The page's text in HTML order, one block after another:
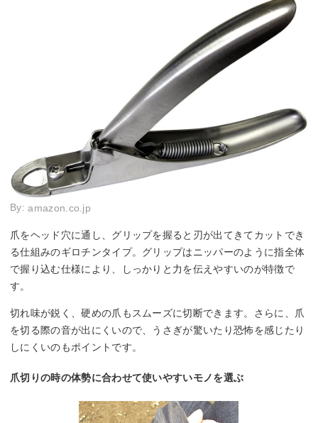
By:amazon.co.jp
爪をヘッド穴に通し、グリップを握ると刃が出てきてカットでき
る仕組みのギロチンタイプ。グリップはニッパーのように指全体
で握り込む仕様により、しっかりと力を伝えやすいのが特徴で
す。
切れ味が鋭く、硬めの爪もスムーズに切断できます。さらに、爪
を切る際の音が出にくいので、うさぎが驚いたり恐怖を感じたり
しにくいのもポイントです。
爪切りの時の体勢に合わせて使いやすいモノを選ぶ